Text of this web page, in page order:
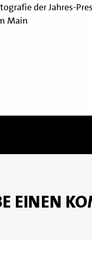
der Jahres-
Main
EINEN